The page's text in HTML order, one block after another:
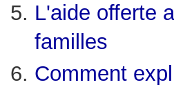
L'aide offerte
familles
Comment